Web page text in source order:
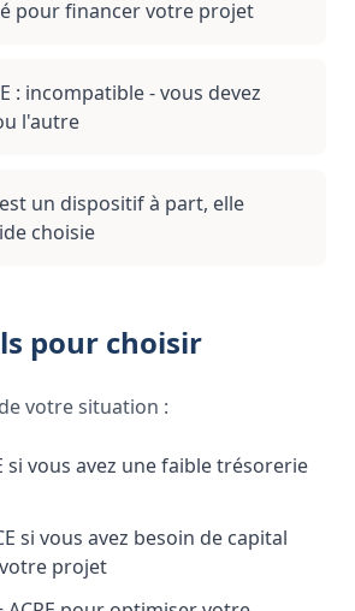
pour financer votre projet
: incompatible - vous devez
l'autre
est un dispositif à part, elle
choisie
pour choisir
votre situation :
si vous avez une faible trésorerie
si vous avez besoin de capital
projet